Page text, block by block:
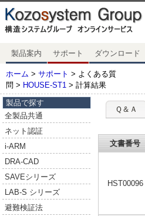
製品案内 サポート ダウンロード
ホーム > サポート > よくある質
問 > HOUSE-ST1 > 計算結果
製品で探す
全製品共通
ネット認証
i-ARM
DRA-CAD
SAVEシリーズ
LAB-S シリーズ
避難検証法
Ｑ＆Ａ
文書番号
HST00096